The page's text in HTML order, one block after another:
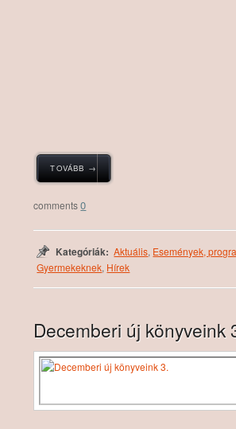
TOVÁBB →
0
Kategóriák: Aktuális, Események,
Gyermekeknek, Hírek
Decemberi új könyveink